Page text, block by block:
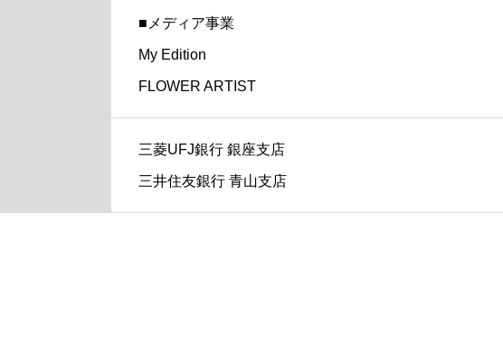
■メディア事業
My Edition
FLOWER ARTIST
三菱UFJ銀行 銀座支店
三井住友銀行 青山支店